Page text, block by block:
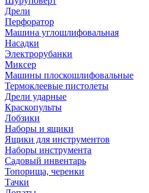
Дрели
Перфоратор
Машина углошлифовальная
Насадки
Электрорубанки
Миксер
Машины плоскошлифовальные
Термоклеевые пистолеты
Дрели ударные
Краскопульты
Лобзики
Наборы и ящики
Ящики для инструментов
Наборы инструмента
Садовый инвентарь
Топорища, черенки
Тачки